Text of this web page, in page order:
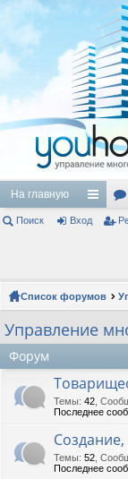
На главную
с
и
ор
Поиск Вход
Список форумов
Управление
Форум
Темы: 42
Последнее
Темы: 52
Последнее